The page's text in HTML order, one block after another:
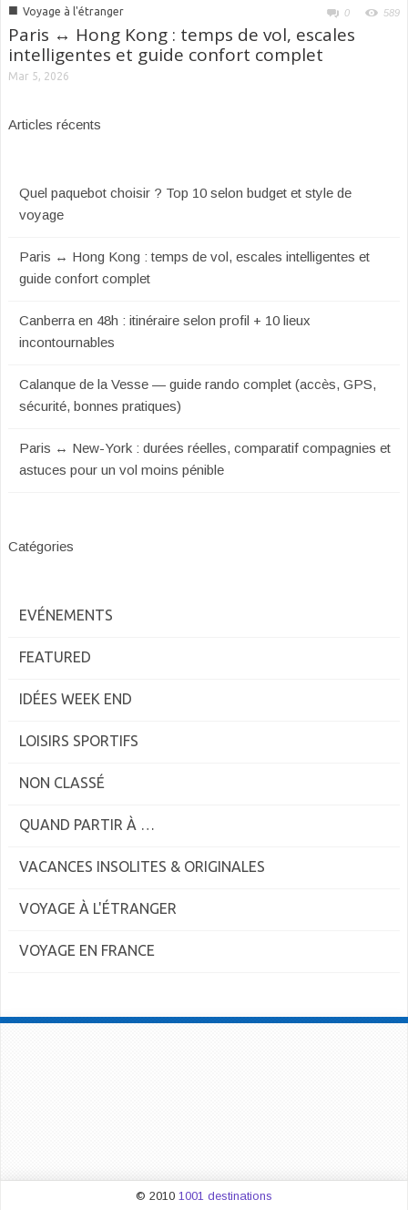
■ Voyage à l'étranger 0 589
Paris ↔ Hong Kong : temps de vol, escales
intelligentes et guide confort complet
Mar 5, 2026
Articles récents
Quel paquebot choisir ? Top 10 selon budget et style de
voyage
Paris ↔ Hong Kong : temps de vol, escales intelligentes et
guide confort complet
Canberra en 48h : itinéraire selon profil + 10 lieux
incontournables
Calanque de la Vesse — guide rando complet (accès, GPS,
sécurité, bonnes pratiques)
Paris ↔ New-York : durées réelles, comparatif compagnies et
astuces pour un vol moins pénible
Catégories
EVÉNEMENTS
FEATURED
IDÉES WEEK END
LOISIRS SPORTIFS
NON CLASSÉ
QUAND PARTIR À …
VACANCES INSOLITES & ORIGINALES
VOYAGE À L'ÉTRANGER
VOYAGE EN FRANCE
© 2010 1001 destinations